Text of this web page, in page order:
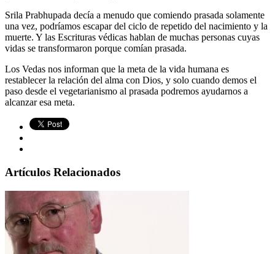
Srila Prabhupada decía a menudo que comiendo prasada solamente
una vez, podríamos escapar del ciclo de repetido del nacimiento y la
muerte. Y las Escrituras védicas hablan de muchas personas cuyas
vidas se transformaron porque comían prasada.
Los Vedas nos informan que la meta de la vida humana es
restablecer la relación del alma con Dios, y solo cuando demos el
paso desde el vegetarianismo al prasada podremos ayudarnos a
alcanzar esa meta.
Artículos Relacionados